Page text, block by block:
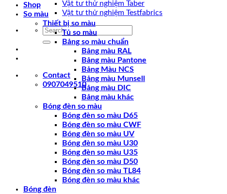
Vật tư thử nghiệm Taber
Vật tư thử nghiệm Testfabrics
Search
Contact
0907049510
Shop
So màu
Thiết bị so màu
Tủ so màu
Bảng so màu chuẩn
Bảng màu RAL
Bảng màu Pantone
Bảng Màu NCS
Bảng màu Munsell
Bảng màu DIC
Bảng màu khác
Bóng đèn so màu
Bóng đèn so màu D65
Bóng đèn so màu CWF
Bóng đèn so màu UV
Bóng đèn so màu U30
Bóng đèn so màu U35
Bóng đèn so màu D50
Bóng đèn so màu TL84
Bóng đèn so màu khác
Bóng đèn